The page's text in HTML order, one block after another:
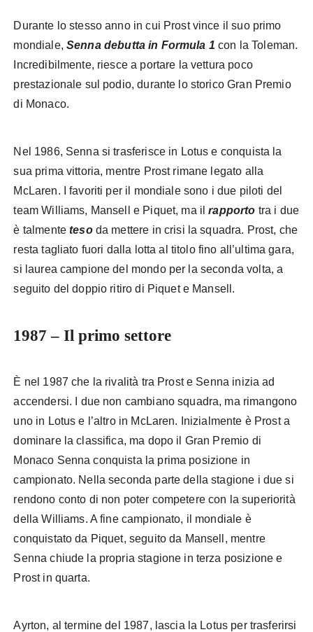
Durante lo stesso anno in cui Prost vince il suo primo
mondiale, Senna debutta in Formula 1 con la Toleman.
Incredibilmente, riesce a portare la vettura poco
prestazionale sul podio, durante lo storico Gran Premio
di Monaco.
Nel 1986, Senna si trasferisce in Lotus e conquista la
sua prima vittoria, mentre Prost rimane legato alla
McLaren. I favoriti per il mondiale sono i due piloti del
team Williams, Mansell e Piquet, ma ilrapporto tra i due
è talmenteteso da mettere in crisi la squadra. Prost, che
resta tagliato fuori dalla lotta al titolo fino all’ultima gara,
si laurea campione del mondo per la seconda volta, a
seguito del doppio ritiro di Piquet e Mansell.
1987 – Il primo settore
È nel 1987 che la rivalità tra Prost e Senna inizia ad
accendersi. I due non cambiano squadra, ma rimangono
uno in Lotus e l’altro in McLaren. Inizialmente è Prost a
dominare la classifica, ma dopo il Gran Premio di
Monaco Senna conquista la prima posizione in
campionato. Nella seconda parte della stagione i due si
rendono conto di non poter competere con la superiorità
della Williams. A fine campionato, il mondiale è
conquistato da Piquet, seguito da Mansell, mentre
Senna chiude la propria stagione in terza posizione e
Prost in quarta.
Ayrton, al termine del 1987, lascia la Lotus per trasferirsi